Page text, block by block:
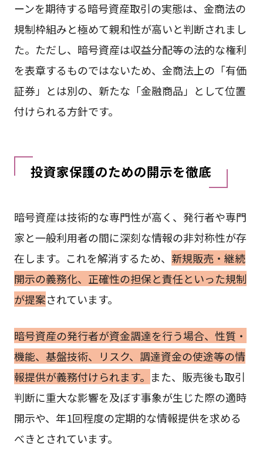
ーンを期待する暗号資産取引の実態は、金商法の
規制枠組みと極めて親和性が高いと判断されまし
た。ただし、暗号資産は収益分配等の法的な権利
を表章するものではないため、金商法上の「有価
証券」とは別の、新たな「金融商品」として位置
付けられる方針です。
投資家保護のための開示を徹底
暗号資産は技術的な専門性が高く、発行者や専門
家と一般利用者の間に深刻な情報の非対称性が存
在します。これを解消するため、 新規販売・継続
開示の義務化、正確性の担保と責任といった規制
が提案されています。
暗号資産の発行者が資金調達を行う場合、性質・
機能、基盤技術、リスク、調達資金の使途等の情
報提供が義務付けられます。 また、販売後も取引
判断に重大な影響を及ぼす事象が生じた際の適時
開示や、年1回程度の定期的な情報提供を求める
べきとされています。